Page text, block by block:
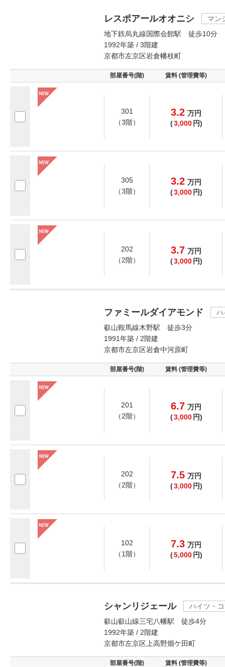
レスポアールオオニシ
マン
地下鉄烏丸線国際会館駅 徒歩10分
1992年築 / 3階建
京都市左京区岩倉幡枝町
部屋番号(階) 賃料 (管理費等)
301
（3階）
3.2 万円
(3,000 円)
305
（3階）
3.2 万円
(3,000 円)
202
（2階）
3.7 万円
(3,000 円)
ファミールダイアモンド
ハ
叡山鞍馬線木野駅 徒歩3分
1991年築 / 2階建
京都市左京区岩倉中河原町
部屋番号(階) 賃料 (管理費等)
201
（2階）
6.7 万円
(3,000 円)
202
（2階）
7.5 万円
(3,000 円)
102
（1階）
7.3 万円
(5,000 円)
シャンリジェール
ハイツ・
叡山叡山線三宅八幡駅 徒歩4分
1992年築 / 2階建
京都市左京区上高野畑ケ田町
部屋番号(階) 賃料 (管理費等)